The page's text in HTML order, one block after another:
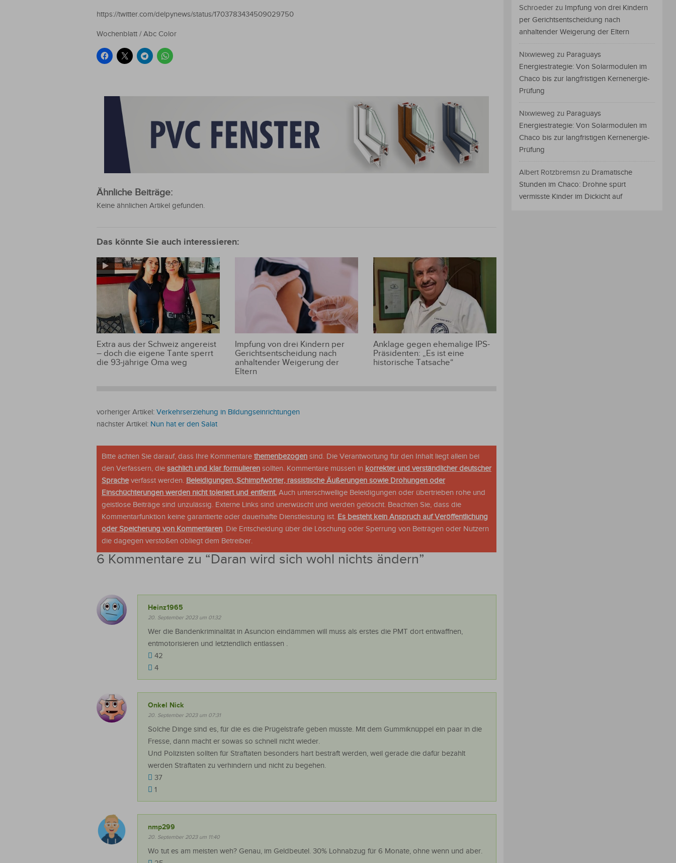
https://twitter.com/delpynews/status/1703783434509029750
Wochenblatt / Abc Color
Ähnliche Beiträge:
Keine ähnlichen Artikel gefunden.
Das könnte Sie auch interessieren:
Extra aus der Schweiz angereist
– doch die eigene Tante sperrt
die 93-jährige Oma weg
Impfung von drei Kindern per
Gerichtsentscheidung nach
anhaltender Weigerung der
Eltern
Anklage gegen ehemalige IPS-
Präsidenten: „Es ist eine
historische Tatsache“
vorheriger Artikel: Verkehrserziehung in Bildungseinrichtungen
nächster Artikel: Nun hat er den Salat
Bitte achten Sie darauf, dass Ihre Kommentare themenbezogen sind. Die Verantwortung für den Inhalt liegt allein bei
den Verfassern, die sachlich und klar formulieren sollten. Kommentare müssen in korrekter und verständlicher deutscher
Spracheverfasst werden. Beleidigungen, Schimpfwörter, rassistische Äußerungen sowie Drohungen oder
Einschüchterungen werden nicht toleriert und entfernt. Auch unterschwellige Beleidigungen oder übertrieben rohe und
geistlose Beiträge sind unzulässig. Externe Links sind unerwüscht und werden gelöscht. Beachten Sie, dass die
Kommentarfunktion keine garantierte oder dauerhafte Dienstleistung ist. Es besteht kein Anspruch auf Veröffentlichung
oder Speicherung von Kommentaren. Die Entscheidung über die Löschung oder Sperrung von Beiträgen oder Nutzern
die dagegen verstoßen obliegt dem Betreiber.
6 Kommentare zu “Daran wird sich wohl nichts ändern”
Heinz1965
20. September 2023 um 01:32
Wer die Bandenkriminalität in Asuncion eindämmen will muss als erstes die PMT dort entwaffnen,
entmotorisieren und letztendlich entlassen .
42
4
Onkel Nick
20. September 2023 um 07:31
Solche Dinge sind es, für die es die Prügelstrafe geben müsste. Mit dem Gummiknüppel ein paar in die
Fresse, dann macht er sowas so schnell nicht wieder.
Und Polizisten sollten für Straftaten besonders hart bestraft werden, weil gerade die dafür bezahlt
werden Straftaten zu verhindern und nicht zu begehen.
37
1
nmp299
20. September 2023 um 11:40
Wo tut es am meisten weh? Genau, im Geldbeutel. 30% Lohnabzug für 6 Monate, ohne wenn und aber.
Schroeder zu Impfung von drei Kindern
per Gerichtsentscheidung nach
anhaltender Weigerung der Eltern
Nixwieweg zu Paraguays
Energiestrategie: Von Solarmodulen im
Chaco bis zur langfristigen Kernenergie-
Prüfung
Nixwieweg zu Paraguays
Energiestrategie: Von Solarmodulen im
Chaco bis zur langfristigen Kernenergie-
Prüfung
Albert Rotzbremsn zu Dramatische
Stunden im Chaco: Drohne spürt
vermisste Kinder im Dickicht auf